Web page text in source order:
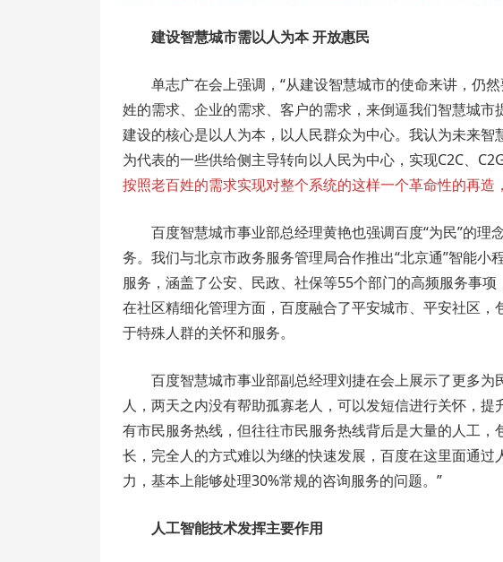
建设智慧城市需以人为本 开放惠民
单志广在会上强调，“从建设智慧城市的使命来讲，仍
姓的需求、企业的需求、客户的需求，来倒逼我们智慧城
建设的核心是以人为本，以人民群众为中心。我认为未来
为代表的一些供给侧主导转向以人民为中心，实现C2C、
按照老百姓的需求实现对整个系统的这样一个革命性的再造
百度智慧城市事业部总经理黄艳也强调百度“为民”的理
务。我们与北京市政务服务管理局合作推出“北京通”智能
服务，涵盖了公安、民政、社保等55个部门的高频服务事
在社区精细化管理方面，百度融合了平安城市、平安社区
于特殊人群的关怀和服务。
百度智慧城市事业部副总经理刘捷在会上展示了更多
人，两天之内没有帮助孤寡老人，可以发短信进行关怀，
有市民服务热线，但往往市民服务热线背后是大量的人工
长，完全人的方式难以为继的快速发展，百度在这里面通
力，基本上能够处理30%常规的咨询服务的问题。”
人工智能技术发挥主要作用